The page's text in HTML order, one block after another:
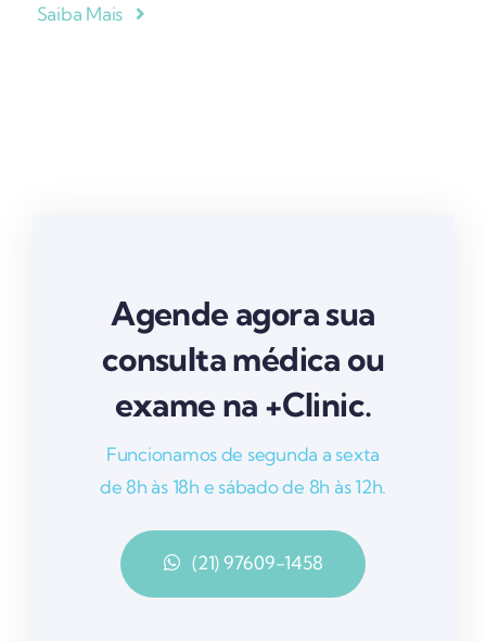
Saiba Mais
Agende agora sua
consulta médica ou
exame na +Clinic.
Funcionamos de segunda a sexta
de 8h às 18h e sábado de 8h às 12h.
(21) 97609-1458